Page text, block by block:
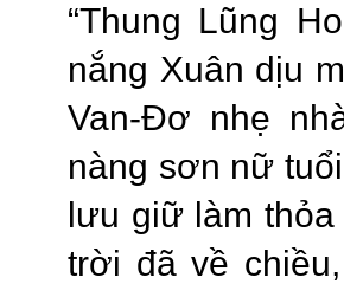
“Thung Lũng
nắng Xuân dịu
Van-Đơ nhẹ
nàng sơn nữ
lưu giữ làm
trời đã về